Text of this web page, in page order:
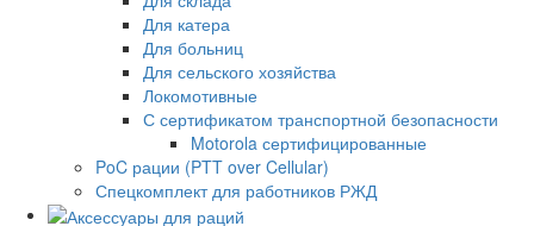
Для катера
Для больниц
Для сельского хозяйства
Локомотивные
С сертификатом транспортной безопасности
Motorola сертифицированные
PoC рации (PTT over Cellular)
Спецкомплект для работников РЖД